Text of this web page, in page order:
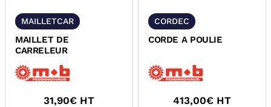
MAILLETCAR
MAILLET DE
CARRELEUR
31,90€ HT
CORDEC
CORDE A POULIE
413,00€ HT